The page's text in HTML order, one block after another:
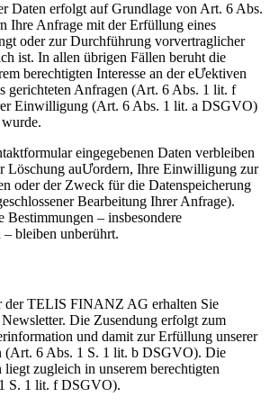
Daten erfolgt auf Grundlage von Art. 6 Abs.
Ihre Anfrage mit der Erfüllung eines
oder zur Durchführung vorvertraglicher
ist. In allen übrigen Fällen beruht die
berechtigten Interesse an der eƯektiven
gerichteten Anfragen (Art. 6 Abs. 1 lit. f
Einwilligung (Art. 6 Abs. 1 lit. a DSGVO)
eingegebenen Daten verbleiben
Löschung auƯordern, Ihre Einwilligung zur
oder der Zweck für die Datenspeicherung
Bearbeitung Ihrer Anfrage).
Bestimmungen – insbesondere
bleiben unberührt.
der TELIS FINANZ AG erhalten Sie
Die Zusendung erfolgt zum
und damit zur Erfüllung unserer
(Art. 6 Abs. 1 S. 1 lit. b DSGVO). Die
zugleich in unserem berechtigten
S. 1 lit. f DSGVO).